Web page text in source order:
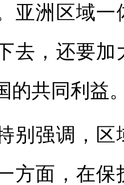
亚洲区域
去，还要
的共同利益
强调，区
方面，在